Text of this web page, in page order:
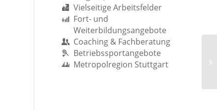
Vielseitige Arbeitsfelder
Fort- und
Weiterbildungsangebote
Coaching & Fachberatung
Betriebssportangebote
Metropolregion Stuttgart